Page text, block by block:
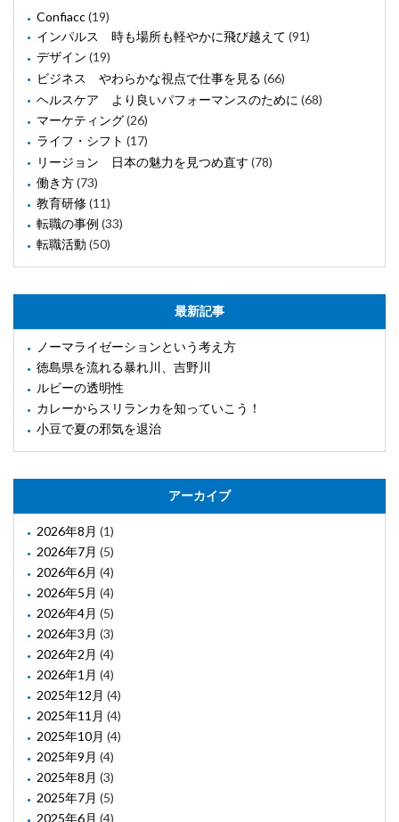
Confiacc(19)
インパルス 時も場所も軽やかに飛び越えて (91)
デザイン (19)
ビジネス やわらかな視点で仕事を見る (66)
ヘルスケア より良いパフォーマンスのために (68)
マーケティング(26)
ライフ・シフト (17)
リージョン 日本の魅力を見つめ直す (78)
働き方(73)
教育研修(11)
転職の事例 (33)
転職活動 (50)
最新記事
ノーマライゼーションという考え方
徳島県を流れる暴れ川、吉野川
ルビーの透明性
カレーからスリランカを知っていこう！
小豆で夏の邪気を退治
アーカイブ
2026年8月 (1)
2026年7月 (5)
2026年6月 (4)
2026年5月 (4)
2026年4月 (5)
2026年3月 (3)
2026年2月 (4)
2026年1月 (4)
2025年12月 (4)
2025年11月 (4)
2025年10月 (4)
2025年9月 (4)
2025年8月 (3)
2025年7月 (5)
2025年6月 (4)